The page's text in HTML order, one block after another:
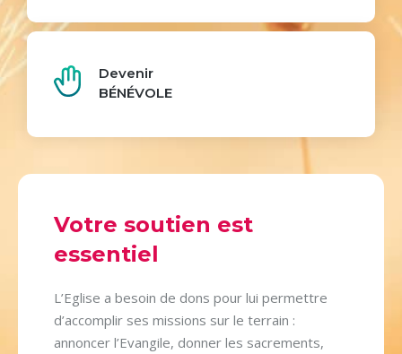
Devenir
BÉNÉVOLE
Votre soutien est
essentiel
L’Eglise a besoin de dons pour lui permettre
d’accomplir ses missions sur le terrain :
annoncer l’Evangile, donner les sacrements,